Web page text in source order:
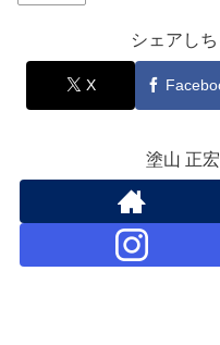
シェアし
X
塗山 正